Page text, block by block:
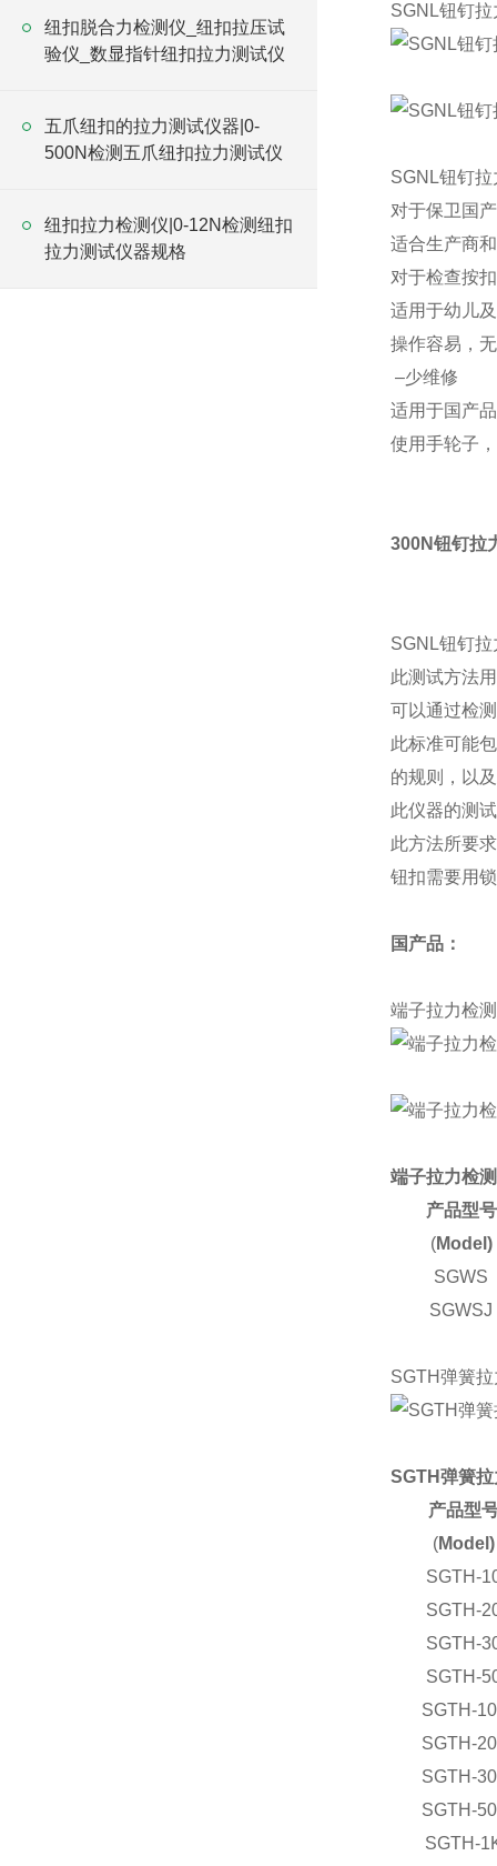
纽扣脱合力检测仪_纽扣拉压试
验仪_数显指针纽扣拉力测试仪
五爪纽扣的拉力测试仪器|0-
500N检测五爪纽扣拉力测试仪
纽扣拉力检测仪|0-12N检测纽扣
拉力测试仪器规格
SGNL钮钉
SGNL钮钉
对于保卫国
适合生产商
对于检查按
适用于幼儿
操作容易，
–少维修
适用于国产
使用手轮子
300N钮钉拉
SGNL钮钉
此测试方法
可以通过检
此标准可能
的规则，以
此仪器的测
此方法所要
钮扣需要用
国产品：
端子拉力检
端子拉力检
产品型号
(Model)
SGWS
SGWSJ
SGTH弹簧
SGTH弹簧
产品型
(Model)
SGTH-
SGTH-
SGTH-
SGTH-
SGTH-
SGTH-
SGTH-
SGTH-
SGTH-